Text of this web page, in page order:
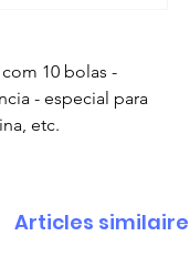
10 bolas -
- especial para
etc.
Articles